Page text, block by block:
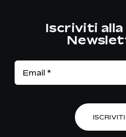
Iscriviti
ISCRIVITI